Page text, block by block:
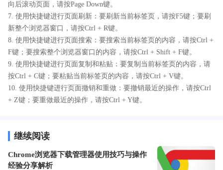
向后滚动页面，请按Page Down键。
7. 使用快捷键进行页面刷新：要刷新当前标签页，请按F5键；要刷
新整个浏览器窗口，请按Ctrl + R键。
8. 使用快捷键进行页面搜索：要搜索当前标签页的内容，请按Ctrl +
F键；要搜索整个浏览器窗口的内容，请按Ctrl + Shift + F键。
9. 使用快捷键进行页面复制和粘贴：要复制当前标签页的内容，请
按Ctrl + C键；要粘贴当前标签页的内容，请按Ctrl + V键。
10. 使用快捷键进行页面撤销和重做：要撤销最近的操作，请按Ctrl
+ Z键；要重做最近的操作，请按Ctrl + Y键。
继续阅读
Chrome浏览器下载管理器使用技巧与操作
经验分享解析